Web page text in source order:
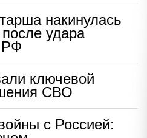
накинулась
удара
РФ
ключевой
СВО
с Россией: